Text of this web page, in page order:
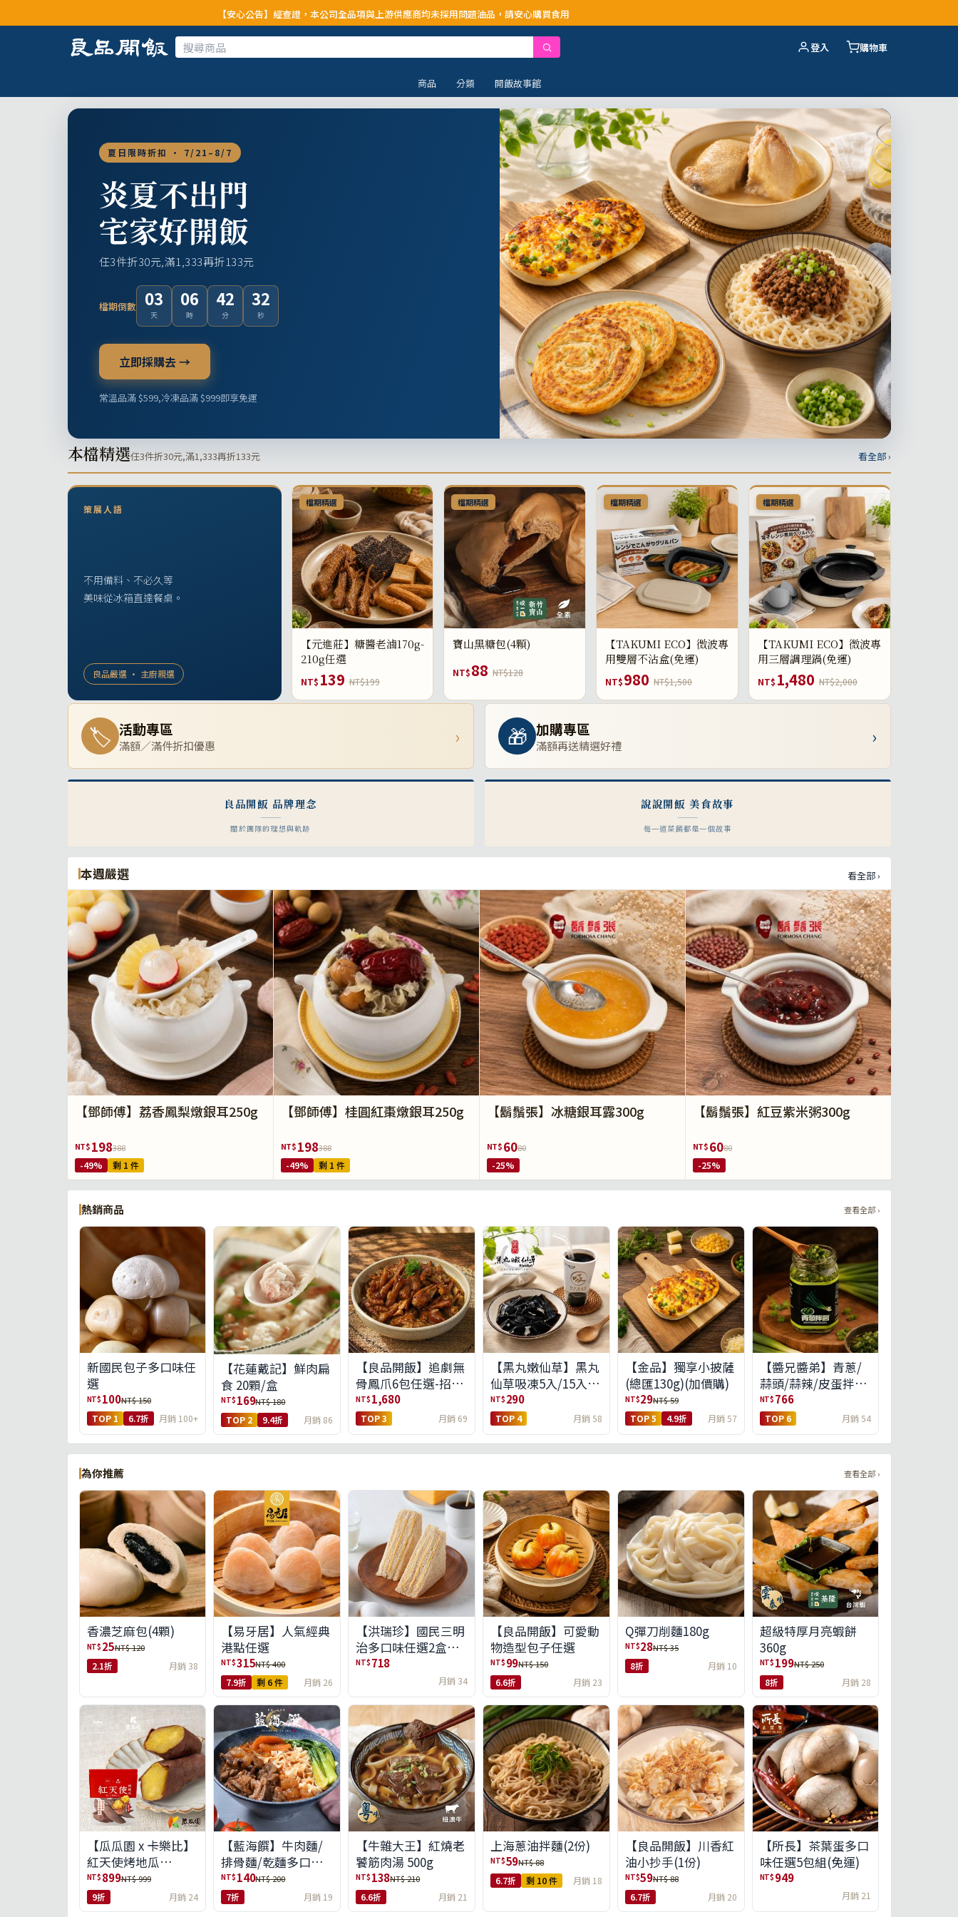
【安心公告】經查證，本公司全品項與上游供應商均未採用問題油品，請安心購買食用
登入 購物車
商品 分類 開飯故事館
夏日限時折扣 · 7/21–8/7
炎夏不出門
宅家好開飯
任3件折30元,滿1,333再折133元
檔期倒數 03
天
06
時
42
分
30
秒
立即採購去 →
常溫品滿 $599,冷凍品滿 $999即享免運
本檔精選任3件折30元,滿1,333再折133元 看全部 ›
策展人語
不用備料、不必久等
美味從冰箱直達餐桌。
良品嚴選 · 主廚親選
檔期精選
【元進莊】糖醬老滷170g-
210g任選
NT$ 139 NT$199
檔期精選
寶山黑糖包(4顆)
NT$88 NT$128
檔期精選
【TAKUMI ECO】微波專
用雙層不沾盒(免運)
NT$980 NT$1,500
檔期精選
【TAKUMI ECO】微波專
用三層調理鍋(免運)
NT$ 1,480 NT$2,000
🏷 活動專區
滿額／滿件折扣優惠 › 🎁 加購專區
滿額再送精選好禮 ›
良品開飯 品牌理念
關於團隊的理想與軌跡
說說開飯 美食故事
每一道菜餚都是一個故事
本週嚴選 看全部 ›
【鄧師傅】荔香鳳梨燉銀耳250g
NT$198388
-49% 剩 1 件
【鄧師傅】桂圓紅棗燉銀耳250g
NT$198388
-49% 剩 1 件
【鬍鬚張】冰糖銀耳露300g
NT$6080
-25%
【鬍鬚張】紅豆紫米粥300g
NT$6080
-25%
熱銷商品 查看全部 ›
新國民包子多口味任
選
NT$ 100NT$ 150
TOP 1 6.7折 月銷 100+
【花蓮戴記】鮮肉扁
食 20顆/盒
NT$ 169NT$ 180
TOP 2 9.4折 月銷 86
【良品開飯】追劇無
骨鳳爪6包任選-招牌
原味/濃濃蒜香/過癮
麻辣(免運組)
NT$ 1,680
TOP 3 月銷 69
【黑丸嫩仙草】黑丸
仙草吸凍5入/15入
(免運)(預購中8/14出
貨)
NT$ 290
TOP 4 月銷 58
【金品】獨享小披薩
(總匯130g)(加價購)
NT$29NT$ 59
TOP 5 4.9折 月銷 57
【醬兄醬弟】青蔥/
蒜頭/蒜辣/皮蛋拌醬
4件任選(免運組)
NT$ 766
TOP 6 月銷 54
為你推薦 查看全部 ›
香濃芝麻包(4顆)
NT$ 25NT$ 120
2.1折 月銷 38
【易牙居】人氣經典
港點任選
NT$315NT$ 400
7.9折 剩 6 件 月銷 26
【洪瑞珍】國民三明
治多口味任選2盒組
(6入/盒)(免運)
NT$ 718
月銷 34
【良品開飯】可愛動
物造型包子任選
NT$ 99NT$ 150
6.6折 月銷 23
Q彈刀削麵180g
NT$28NT$ 35
8折 月銷 10
超級特厚月亮蝦餅
360g
NT$ 199NT$ 250
8折 月銷 28
【瓜瓜園 x 卡樂比】
紅天使烤地瓜
350g*10包(免運組)
NT$ 899NT$ 999
9折 月銷 24
【藍海饌】牛肉麵/
排骨麵/乾麵多口味
任選
NT$ 140NT$ 200
7折 月銷 19
【牛雜大王】紅燒老
饕筋肉湯 500g
NT$ 138NT$ 210
6.6折 月銷 21
上海蔥油拌麵(2份)
NT$59NT$ 88
6.7折 剩 10 件 月銷 18
【良品開飯】川香紅
油小抄手(1份)
NT$59NT$ 88
6.7折 月銷 20
【所長】茶葉蛋多口
味任選5包組(免運)
NT$ 949
月銷 21